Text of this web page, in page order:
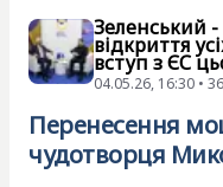
Зеленський -
відкриття
вступ з ЄС
04.05.26, 16:30 •
Перенесення
чудотворця